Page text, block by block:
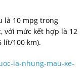
là 10 mpg trong
với mức kết hợp là 12
lít/100 km).
la-nhung-mau-xe-